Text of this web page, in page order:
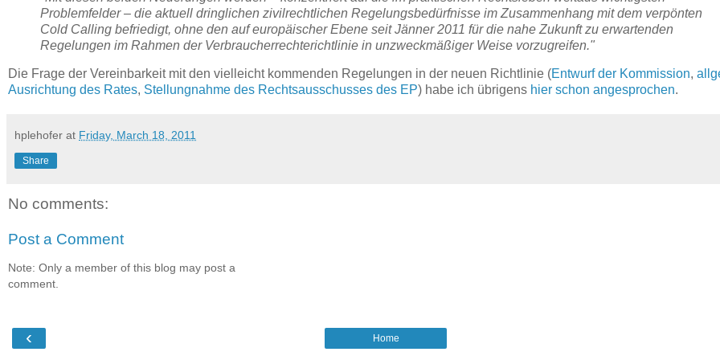
Problemfelder – die aktuell dringlichen zivilrechtlichen Regelungsbedürfnisse im Zusammenhang mit dem verpönten
Cold Calling befriedigt, ohne den auf europäischer Ebene seit Jänner 2011 für die nahe Zukunft zu erwartenden
Regelungen im Rahmen der Verbraucherrechterichtlinie in unzweckmäßiger Weise vorzugreifen."
Die Frage der Vereinbarkeit mit den vielleicht kommenden Regelungen in der neuen Richtlinie (Entwurf der Kommission,
Ausrichtung des Rates, Stellungnahme des Rechtsausschusses des EP) habe ich übrigens hier schon angesprochen.
hplehofer at Friday, March 18, 2011
Share
No comments:
Post a Comment
Note: Only a member of this blog may post a
comment.
‹ Home